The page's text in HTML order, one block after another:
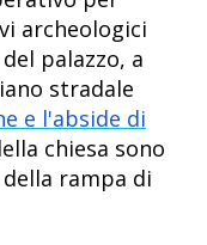
archeologici
palazzo, a
stradale
e l'abside di
chiesa sono
rampa di